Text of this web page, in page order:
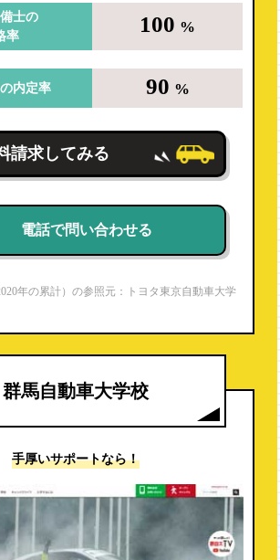
士の
率
100 %
内定率 90 %
請求してみる
電話で問い合わせる
年の累計）の参照元：トヨタ東京自動車大学
群馬自動車大学校
手厚いサポートなら！